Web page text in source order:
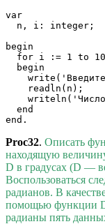
var
  n, i: integer;
begin
for i := 1 to
  begin
    readln(n);
  end
Proc32. Описать
находящую
D в градусах (D —
Воспользоваться
радианов. В
помощью функции
радианы пять